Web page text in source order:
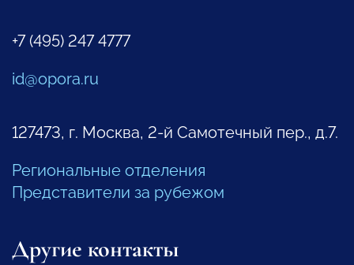
+7 (495) 247 4777
id@opora.ru
127473, г. Москва, 2-й Самотечный пер., д.7.
Региональные отделения
Представители за рубежом
Другие контакты